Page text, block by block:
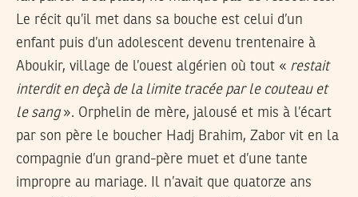
Le récit qu’il met dans sa bouche est celui d’un
enfant puis d’un adolescent devenu trentenaire à
Aboukir, village de l’ouest algérien où tout « restait
interdit en deçà de la limite tracée par le couteau et
le sang». Orphelin de mère, jalousé et mis à l’écart
par son père le boucher Hadj Brahim, Zabor vit en la
compagnie d’un grand-père muet et d’une tante
impropre au mariage. Il n’avait que quatorze ans